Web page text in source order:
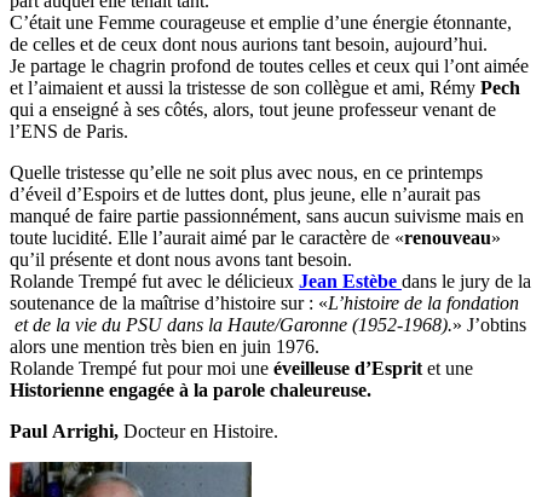
C’était une Femme courageuse et emplie d’une énergie étonnante,
de celles et de ceux dont nous aurions tant besoin, aujourd’hui.
Je partage le chagrin profond de toutes celles et ceux qui l’ont aimée
et l’aimaient et aussi la tristesse de son collègue et ami, Rémy Pech
qui a enseigné à ses côtés, alors, tout jeune professeur venant de
l’ENS de Paris.
Quelle tristesse qu’elle ne soit plus avec nous, en ce printemps
d’éveil d’Espoirs et de luttes dont, plus jeune, elle n’aurait pas
manqué de faire partie passionnément, sans aucun suivisme mais en
toute lucidité. Elle l’aurait aimé par le caractère de «renouveau»
qu’il présente et dont nous avons tant besoin.
Rolande Trempé fut avec le délicieux Jean Estèbe dans le jury de la
soutenance de la maîtrise d’histoire sur : «L’histoire de la fondation
et de la vie du PSU dans la Haute/Garonne (1952-1968).» J’obtins
alors une mention très bien en juin 1976.
Rolande Trempé fut pour moi une éveilleuse d’Esprit et une
Historienne engagée à la parole chaleureuse.
Paul Arrighi, Docteur en Histoire.